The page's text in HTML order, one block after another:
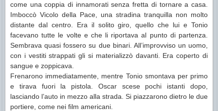
come una coppia di innamorati senza fretta di tornare a casa.
Imboccò Vicolo della Pace, una stradina tranquilla non molto
distante dal centro. Era il solito giro, quello che lui e Tonio
facevano tutte le volte e che li riportava al punto di partenza.
Sembrava quasi fossero su due binari. All’improvviso un uomo,
con i vestiti strappati gli si materializzò davanti. Era coperto di
sangue e zoppicava.
Frenarono immediatamente, mentre Tonio smontava per primo
e tirava fuori la pistola. Oscar scese pochi istanti dopo,
lasciando l’auto in mezzo alla strada. Si piazzarono dietro le due
portiere, come nei film americani.